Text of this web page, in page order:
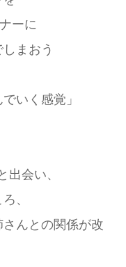
ーに
まおう
いく感覚」
出会い、
、
んとの関係が改